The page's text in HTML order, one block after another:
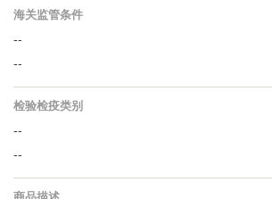
海关监管条件
--
--
检验检疫类别
--
--
商品描述